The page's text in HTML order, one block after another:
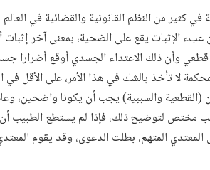
في كثير من النظم القانونية والقضائية في
عبء الإثبات يقع على الضحية، بمعنى آخر
وأن ذلك الاعتداء الجسدي أوقع أضرارا
لا تأخذ بالشك في هذا الأمر، على الأقل
(القطعية والسببية) يجب أن يكونا واضحين،
مختص لتوضيح ذلك، فإذا لم يستطع الطبيب أن
المتهم، بطلت الدعوى، وقد يقوم